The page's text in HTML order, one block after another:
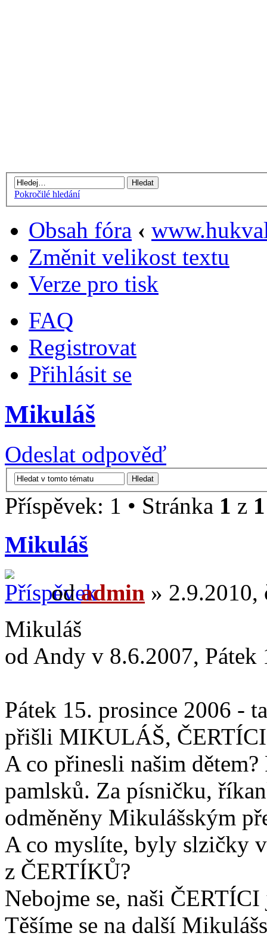
Pokročilé hledání
Obsah fóra ‹
Změnit velikost textu
Verze pro tisk
FAQ
Registrovat
Přihlásit se
Mikuláš
Odeslat odpověď
Příspěvek: 1 • Stránka 1 z 1
Mikuláš
odadmin » 2.9.2010,
Mikuláš
od Andy v 8.6.2007, Pátek
Pátek 15. prosince 2006 -
přišli MIKULÁŠ,
A co přinesli našim
pamlsků. Za písničku,
odměněny Mikulášským
A co myslíte, byly slzičky
z ČERTÍKŮ?
Nebojme se, naši
Těšíme se na další